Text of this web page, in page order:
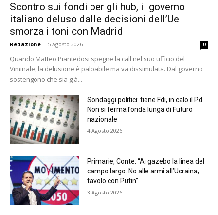
Scontro sui fondi per gli hub, il governo
italiano deluso dalle decisioni dell’Ue
smorza i toni con Madrid
Redazione - 5 Agosto 2026 0
Quando Matteo Piantedosi spegne la call nel suo ufficio del
Viminale, la delusione è palpabile ma va dissimulata. Dal governo
sostengono che sia già...
Sondaggi politici: tiene Fdi, in calo il Pd.
Non si ferma l’onda lunga di Futuro
nazionale
4 Agosto 2026
Primarie, Conte: “Ai gazebo la linea del
campo largo. No alle armi all’Ucraina,
tavolo con Putin”.
3 Agosto 2026